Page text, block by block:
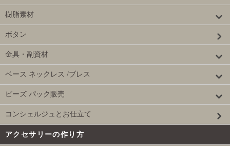
樹脂素材
ボタン
金具・副資材
ベース ネックレス /ブレス
ビーズ パック販売
コンシェルジュとお仕立て
アクセサリーの作り方